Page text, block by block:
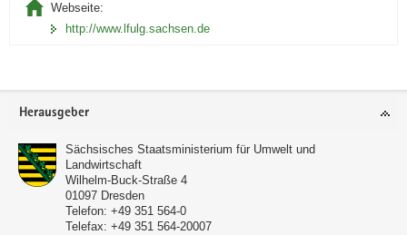
Webseite:
http://www.lfulg.sachsen.de
Footer-
Herausgeber
Sächsisches Staatsministerium für Umwelt und
Landwirtschaft
Wilhelm-Buck-Straße 4
01097 Dresden
Telefon: +49 351 564-0
Telefax: +49 351 564-20007